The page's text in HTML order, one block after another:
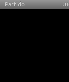
Partido